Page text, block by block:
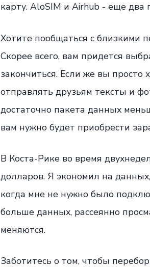
карту. AloSIM и Airhub - еще два
Хотите пообщаться с близкими
Скорее всего, вам придется
закончиться. Если же вы просто
отправлять друзьям тексты и
достаточно пакета данных
вам нужно будет приобрести
В Коста-Рике во время
долларов. Я экономил на
когда мне не нужно было
больше данных, рассеянно
меняются.
Заботитесь о том, чтобы